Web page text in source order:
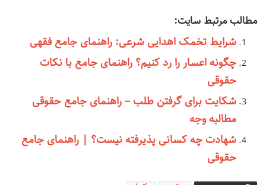
مطالب مرتبط سایت:
شرایط تخمک اهدایی شرعی: راهنمای جامع فقهی
چگونه اعسار را رد کنیم؟ راهنمای جامع با نکات
حقوقی
شکایت برای گرفتن طلب – راهنمای جامع حقوقی
مطالبه وجه
شهادت چه کسانی پذیرفته نیست؟ | راهنمای جامع
حقوقی